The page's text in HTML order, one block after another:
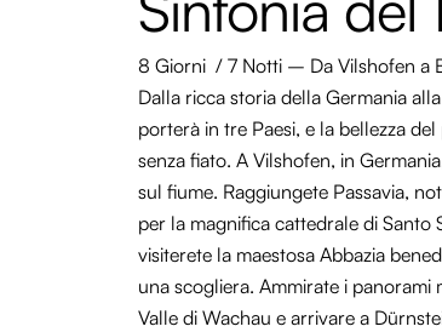
8 Giorni / 7 Notti – Da Vilshofen a
Dalla ricca storia della Germania
porterà in tre Paesi, e la bellezza
senza fiato. A Vilshofen, in
sul fiume. Raggiungete Passavia,
per la magnifica cattedrale di Santo
visiterete la maestosa Abbazia
una scogliera. Ammirate i
Valle di Wachau e arrivare a